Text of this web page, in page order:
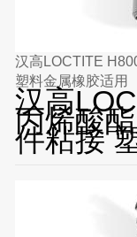
汉高LOCTITE
塑料金属橡胶适用
汉高
丙烯酸
件粘接